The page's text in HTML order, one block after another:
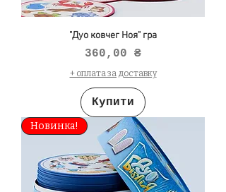
"Дуо ковчег Ноя" гра
Ціна
360,00 ₴
+ оплата за доставку
Купити
Новинка!